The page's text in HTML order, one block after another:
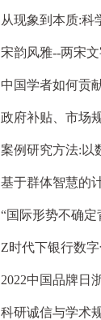
从现象到本质:科
宋韵风雅--两宋
中国学者如何贡
政府补贴、市场
案例研究方法:以
基于群体智慧的
“国际形势不确
享”
Z时代下银行数
2022中国品牌日
科研诚信与学术